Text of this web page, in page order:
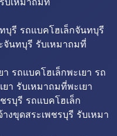
บุรี รถแบคโฮเล็กจันทบุรี
จันทบุรี รับเหมาถมที่
รถแบคโฮเล็กพะเยา รถ
า รับเหมาถมที่พะเยา
รบุรี รถแบคโฮเล็ก
งขุดสระเพชรบุรี รับเหมา